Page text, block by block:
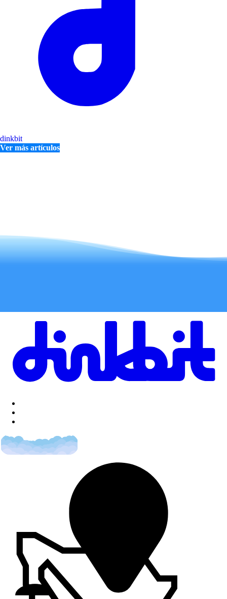
dinkbit
Ver más artículos